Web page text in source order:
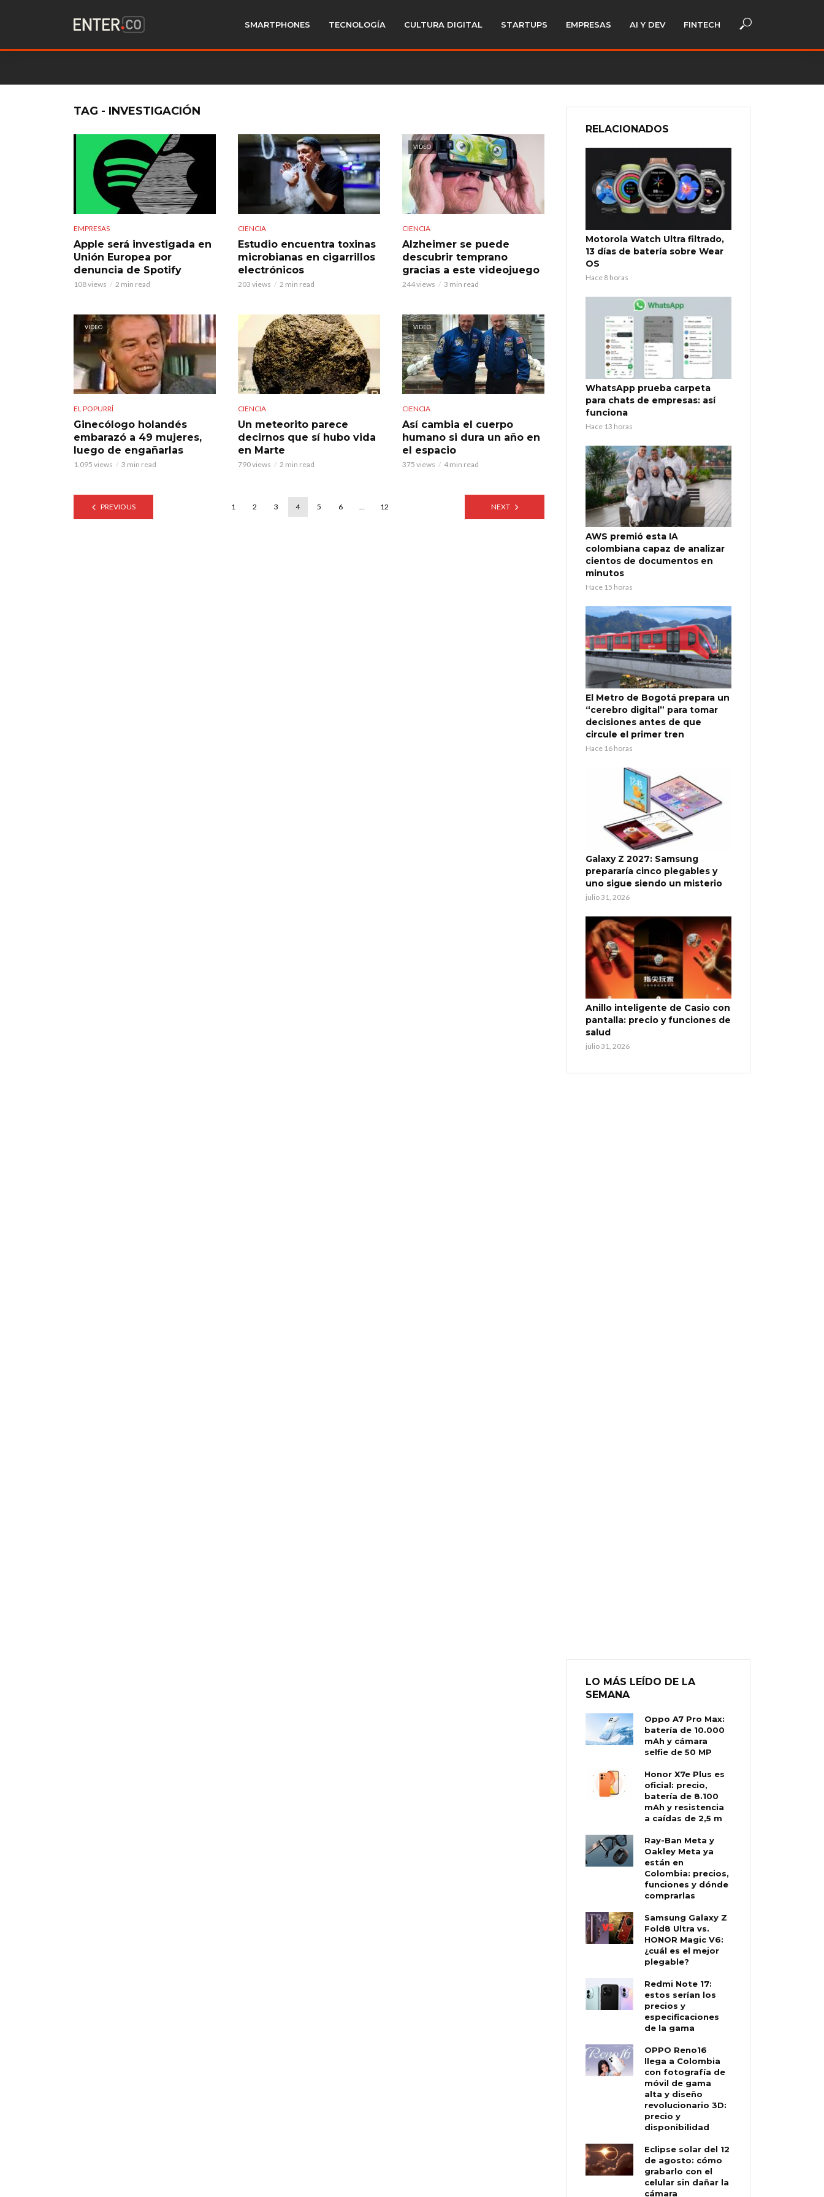
SMARTPHONES TECNOLOGÍA CULTURA DIGITAL STARTUPS EMPRESAS AI Y DEV FINTECH
TAG - INVESTIGACIÓN
EMPRESAS
Apple será investigada en
Unión Europea por
denuncia de Spotify
108 views 2 min read
CIENCIA
Estudio encuentra toxinas
microbianas en cigarrillos
electrónicos
203 views 2 min read
VIDEO
CIENCIA
Alzheimer se puede
descubrir temprano
gracias a este videojuego
244 views 3 min read
VIDEO
EL POPURRÍ
Ginecólogo holandés
embarazó a 49 mujeres,
luego de engañarlas
1.095 views 3 min read
CIENCIA
Un meteorito parece
decirnos que sí hubo vida
en Marte
790 views 2 min read
VIDEO
CIENCIA
Así cambia el cuerpo
humano si dura un año en
el espacio
375 views 4 min read
PREVIOUS 1 2 3 4 5 6 … 12 NEXT
RELACIONADOS
Motorola Watch Ultra filtrado,
13 días de batería sobre Wear
OS
Hace 8 horas
WhatsApp prueba carpeta
para chats de empresas: así
funciona
Hace 13 horas
AWS premió esta IA
colombiana capaz de analizar
cientos de documentos en
minutos
Hace 15 horas
El Metro de Bogotá prepara un
“cerebro digital” para tomar
decisiones antes de que
circule el primer tren
Hace 16 horas
Galaxy Z 2027: Samsung
prepararía cinco plegables y
uno sigue siendo un misterio
julio 31, 2026
Anillo inteligente de Casio con
pantalla: precio y funciones de
salud
julio 31, 2026
LO MÁS LEÍDO DE LA
SEMANA
Oppo A7 Pro Max:
batería de 10.000
mAh y cámara
selfie de 50 MP
Honor X7e Plus es
oficial: precio,
batería de 8.100
mAh y resistencia
a caídas de 2,5 m
Ray-Ban Meta y
Oakley Meta ya
están en
Colombia: precios,
funciones y dónde
comprarlas
Samsung Galaxy Z
Fold8 Ultra vs.
HONOR Magic V6:
¿cuál es el mejor
plegable?
Redmi Note 17:
estos serían los
precios y
especificaciones
de la gama
OPPO Reno16
llega a Colombia
con fotografía de
móvil de gama
alta y diseño
revolucionario 3D:
precio y
disponibilidad
Eclipse solar del 12
de agosto: cómo
grabarlo con el
celular sin dañar la
cámara